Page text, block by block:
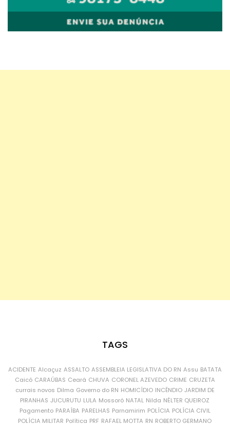
TAGS
ACIDENTE Alcaçuz ASSALTO ASSEMBLEIA LEGISLATIVA DO RN Assu BATATA
Caicó CARAÚBAS Ceará CHUVA CORONEL AZEVEDO CRIME CRUZETA
currais novos Dilma Governo do RN HOMICÍDIO INCÊNDIO JARDIM DE
PIRANHAS JUCURUTU LULA Mossoró NATAL Nilda NÉLTER QUEIROZ
Pagamento PARAÍBA PARELHAS Parnamirim POLÍCIA POLÍCIA CIVIL
POLÍCIA MILITAR Política PRF RAFAEL MOTTA RN ROBERTO GERMANO